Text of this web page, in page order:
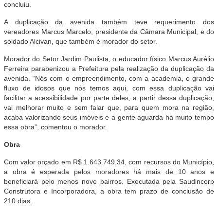
concluiu.
A duplicação da avenida também teve requerimento dos
vereadores Marcus Marcelo, presidente da Câmara Municipal, e do
soldado Alcivan, que também é morador do setor.
Morador do Setor Jardim Paulista, o educador físico Marcus Aurélio
Ferreira parabenizou a Prefeitura pela realização da duplicação da
avenida. “Nós com o empreendimento, com a academia, o grande
fluxo de idosos que nós temos aqui, com essa duplicação vai
facilitar a acessibilidade por parte deles; a partir dessa duplicação,
vai melhorar muito e sem falar que, para quem mora na região,
acaba valorizando seus imóveis e a gente aguarda há muito tempo
essa obra”, comentou o morador.
Obra
Com valor orçado em R$ 1.643.749,34, com recursos do Município,
a obra é esperada pelos moradores há mais de 10 anos e
beneficiará pelo menos nove bairros. Executada pela Saudincorp
Construtora e Incorporadora, a obra tem prazo de conclusão de
210 dias.